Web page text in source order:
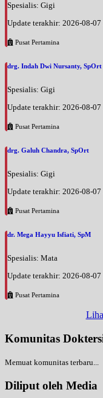
Spesialis: Gigi
Update terakhir: 2026-08-
Pusat Pertamina
drg. Indah Dwi Nursanty, SpOrt
Spesialis: Gigi
Update terakhir: 2026-08-
Pusat Pertamina
drg. Galuh Chandra, SpOrt
Spesialis: Gigi
Update terakhir: 2026-08-
Pusat Pertamina
dr. Mega Hayyu Isfiati, SpM
Spesialis: Mata
Update terakhir: 2026-08-
Pusat Pertamina
Komunitas
Memuat komunitas terbaru...
Diliput oleh Media